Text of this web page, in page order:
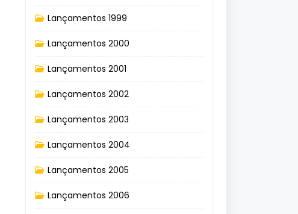
Lançamentos 1999
Lançamentos 2000
Lançamentos 2001
Lançamentos 2002
Lançamentos 2003
Lançamentos 2004
Lançamentos 2005
Lançamentos 2006